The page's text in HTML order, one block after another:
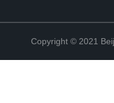
Copyright © 2021